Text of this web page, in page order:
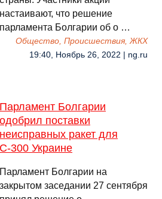
настаивают, что решение
парламента Болгарии об о …
Общество, Происшествия, ЖКХ
19:40, Ноябрь 26, 2022 | ng.ru
Парламент Болгарии
одобрил поставки
неисправных ракет для
С-300 Украине
Парламент Болгарии на
закрытом заседании 27 сентября